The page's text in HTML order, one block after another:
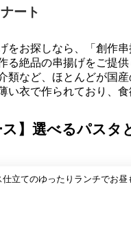
ート
をお探しなら、「創作
る絶品の串揚げをご提
類など、ほとんどが国
い衣で作られており、
ス】選べるパス
仕立てのゆったりランチでお